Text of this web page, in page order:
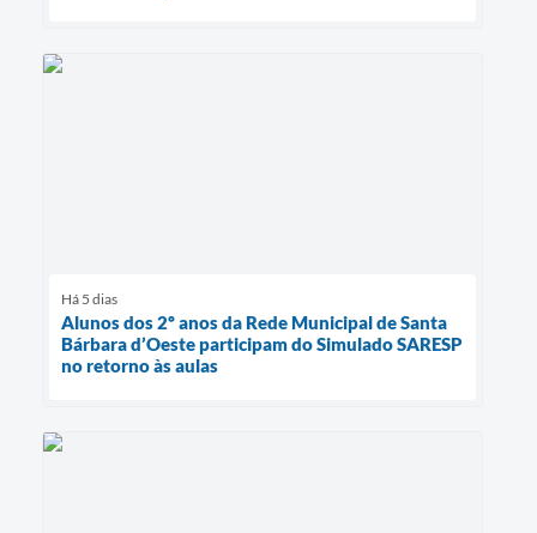
Há 5 dias
Alunos dos 2º anos da Rede Municipal de Santa
Bárbara d’Oeste participam do Simulado SARESP
no retorno às aulas